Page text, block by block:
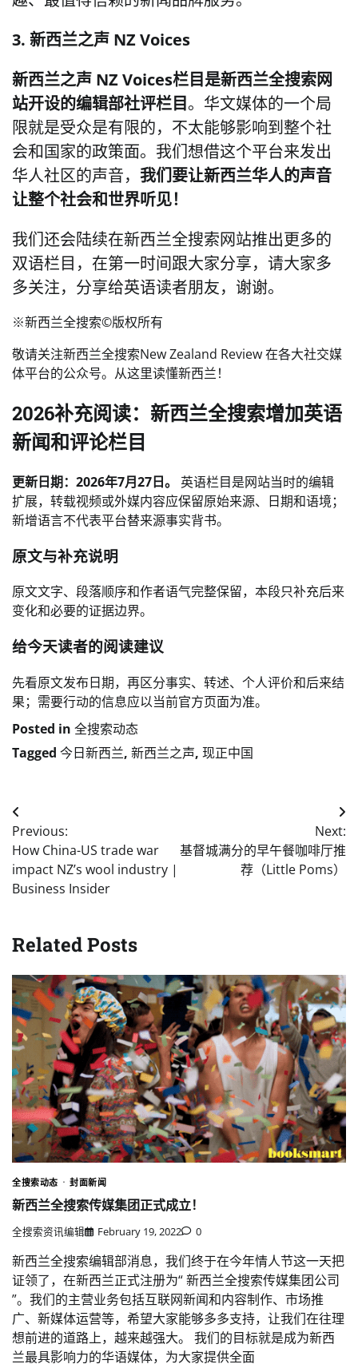
3. 新西兰之声 NZ Voices
新西兰之声 NZ Voices栏目是新西兰全搜索网
站开设的编辑部社评栏目。华文媒体的一个局
限就是受众是有限的，不太能够影响到整个社
会和国家的政策面。我们想借这个平台来发出
华人社区的声音， 我们要让新西兰华人的声音
让整个社会和世界听见！
我们还会陆续在新西兰全搜索网站推出更多的
双语栏目，在第一时间跟大家分享，请大家多
多关注，分享给英语读者朋友，谢谢。
※新西兰全搜索©️版权所有
敬请关注新西兰全搜索New Zealand Review 在各大社交媒
体平台的公众号。从这里读懂新西兰！️
2026补充阅读：新西兰全搜索增加英语
新闻和评论栏目
更新日期：2026年7月27日。 英语栏目是网站当时的编辑
扩展，转载视频或外媒内容应保留原始来源、日期和语境；
新增语言不代表平台替来源事实背书。
原文与补充说明
原文文字、段落顺序和作者语气完整保留，本段只补充后来
变化和必要的证据边界。
给今天读者的阅读建议
先看原文发布日期，再区分事实、转述、个人评价和后来结
果；需要行动的信息应以当前官方页面为准。
Posted in 全搜索动态
Tagged 今日新西兰, 新西兰之声, 现正中国
Post
navigation
Previous:
How China-US trade war
impact NZ’s wool industry |
Business Insider
Next:
基督城满分的早午餐咖啡厅推
荐（Little Poms）
Related Posts
全搜索动态 封面新闻
新西兰全搜索传媒集团正式成立！
全搜索资讯编辑 February 19, 2022 0
新西兰全搜索编辑部消息，我们终于在今年情人节这一天把
证领了，在新西兰正式注册为“ 新西兰全搜索传媒集团公司
”。我们的主营业务包括互联网新闻和内容制作、市场推
广、新媒体运营等，希望大家能够多多支持，让我们在往理
想前进的道路上，越来越强大。 我们的目标就是成为新西
兰最具影响力的华语媒体，为大家提供全面